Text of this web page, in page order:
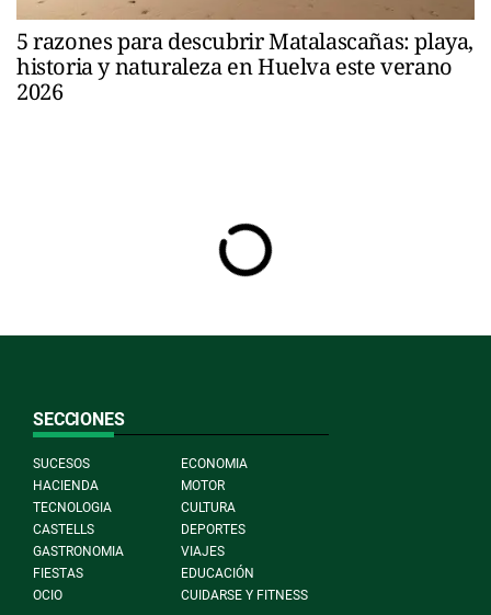
5 razones para descubrir Matalascañas: playa,
historia y naturaleza en Huelva este verano
2026
SECCIONES
SUCESOS
ECONOMIA
HACIENDA
MOTOR
TECNOLOGIA
CULTURA
CASTELLS
DEPORTES
GASTRONOMIA
VIAJES
FIESTAS
EDUCACIÓN
OCIO
CUIDARSE Y FITNESS